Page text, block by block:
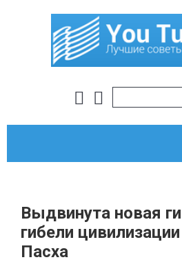
Выдвинута новая
гибели
Пасха